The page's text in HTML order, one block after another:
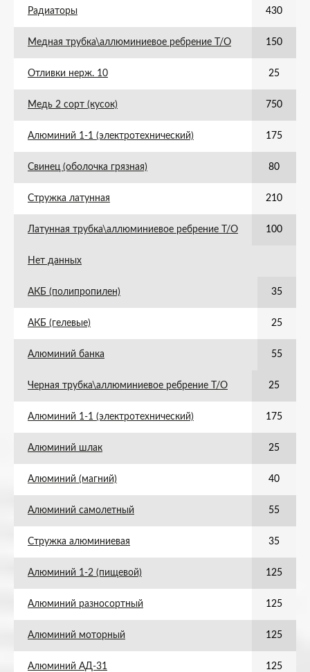
Радиаторы 430
Медная трубка\аллюминиевое ребрение Т/О 150
Отливки нерж. 10 25
Медь 2 сорт (кусок) 750
Алюминий 1-1 (электротехнический) 175
Свинец (оболочка грязная) 80
Стружка латунная 210
Латунная трубка\аллюминиевое ребрение Т/О 100
Нет данных
АКБ (полипропилен) 35
АКБ (гелевые) 25
Алюминий банка 55
Черная трубка\аллюминиевое ребрение Т/О 25
Алюминий 1-1 (электротехнический) 175
Алюминий шлак 25
Алюминий (магний) 40
Алюминий самолетный 55
Стружка алюминиевая 35
Алюминий 1-2 (пищевой) 125
Алюминий разносортный 125
Алюминий моторный 125
Алюминий АД-31 125